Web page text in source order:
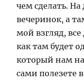
чем сделать.
вечеринок, а
мой взгляд, все
как там будет
который нам
сами полезете